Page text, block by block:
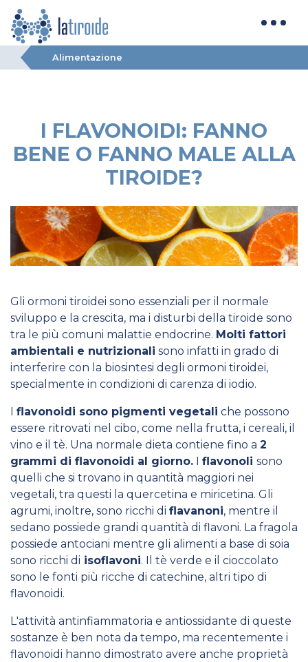
Alimentazione
I FLAVONOIDI: FANNO
BENE O FANNO MALE ALLA
TIROIDE?
Gli ormoni tiroidei sono essenziali per il normale
sviluppo e la crescita, ma i disturbi della tiroide sono
tra le più comuni malattie endocrine. Molti fattori
ambientali e nutrizionali sono infatti in grado di
interferire con la biosintesi degli ormoni tiroidei,
specialmente in condizioni di carenza di iodio.
I flavonoidi sono pigmenti vegetali che possono
essere ritrovati nel cibo, come nella frutta, i cereali, il
vino e il tè. Una normale dieta contiene fino a 2
grammi di flavonoidi al giorno. I flavonoli sono
quelli che si trovano in quantità maggiori nei
vegetali, tra questi la quercetina e miricetina. Gli
agrumi, inoltre, sono ricchi di flavanoni, mentre il
sedano possiede grandi quantità di flavoni. La fragola
possiede antociani mentre gli alimenti a base di soia
sono ricchi di isoflavoni. Il tè verde e il cioccolato
sono le fonti più ricche di catechine, altri tipo di
flavonoidi.
L'attività antinfiammatoria e antiossidante di queste
sostanze è ben nota da tempo, ma recentemente i
flavonoidi hanno dimostrato avere anche proprietà